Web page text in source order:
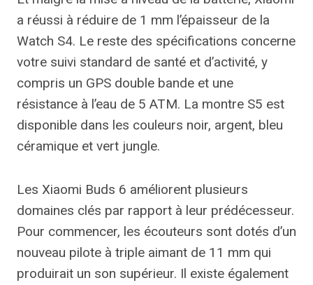
a réussi à réduire de 1 mm l’épaisseur de la
Watch S4. Le reste des spécifications concerne
votre suivi standard de santé et d’activité, y
compris un GPS double bande et une
résistance à l’eau de 5 ATM. La montre S5 est
disponible dans les couleurs noir, argent, bleu
céramique et vert jungle.
Les Xiaomi Buds 6 améliorent plusieurs
domaines clés par rapport à leur prédécesseur.
Pour commencer, les écouteurs sont dotés d’un
nouveau pilote à triple aimant de 11 mm qui
produirait un son supérieur. Il existe également